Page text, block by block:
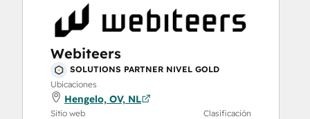
Webiteers
SOLUTIONS PARTNER NIVEL GOLD
Ubicaciones
Hengelo, OV, NL
Sitio web Clasificación